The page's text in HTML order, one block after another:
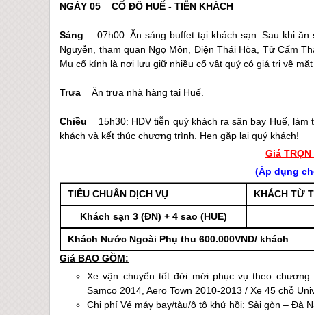
NGÀY 05 CỐ ĐÔ HUẾ - TIỄN
Sáng 07h00: Ăn sáng buffet tại khách sạn. Sau khi
Nguyễn, tham quan Ngọ Môn, Điện Thái Hòa, Tử Cấm
Mụ cổ kính là nơi lưu giữ nhiều cổ vật quý có giá trị về
TrưaĂn trưa nhà hàng tại Huế
Chiều 15h30: HDV tiễn quý khách ra sân bay Huế, làm
khách và kết thúc chương trình. Hẹn gặp lại quý khách!
Giá
(Áp dụng
TIÊU CHUẨN DỊCH VỤ KHÁCH TỪ
Khách sạn 3 (ĐN) + 4 sao (HUE)
Khách Nước Ngoài Phụ thu 600.000VND/ khách
Giá BAO GỒM:
Xe vận chuyển tốt đời mới phục vụ theo chương
Samco 2014, Aero Town 2010-2013 / Xe 45 chỗ
Chi phí Vé máy bay/tàu/ô tô khứ hồi: Sài gòn –Đà